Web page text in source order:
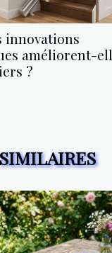
innovations
améliorent-
?